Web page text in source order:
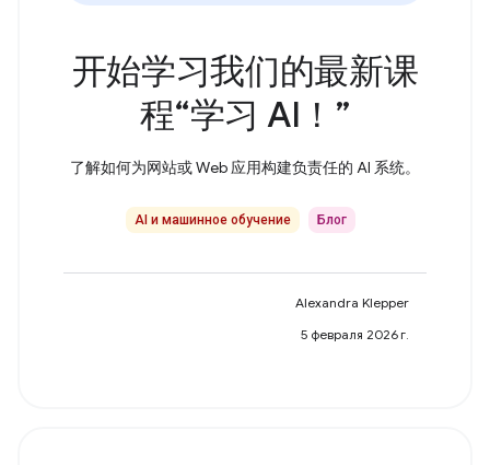
开始学习我们的最新课
程“学习 AI！”
了解如何为网站或 Web 应用构建负责任的 AI 系统。
AI и машинное обучение Блог
Alexandra Klepper
5 февраля 2026 г.